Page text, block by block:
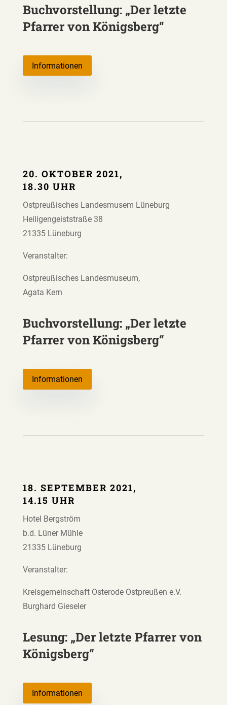
Buchvorstellung: „Der letzte
Pfarrer von Königsberg“
Informationen
20. OKTOBER 2021,
18.30 UHR
Ostpreußisches Landesmusem Lüneburg
Heiligengeiststraße 38
21335 Lüneburg
Veranstalter:
Ostpreußisches Landesmuseum,
Agata Kern
Buchvorstellung: „Der letzte
Pfarrer von Königsberg“
Informationen
18. SEPTEMBER 2021,
14.15 UHR
Hotel Bergström
b.d. Lüner Mühle
21335 Lüneburg
Veranstalter:
Kreisgemeinschaft Osterode Ostpreußen e.V.
Burghard Gieseler
Lesung: „Der letzte Pfarrer von
Königsberg“
Informationen